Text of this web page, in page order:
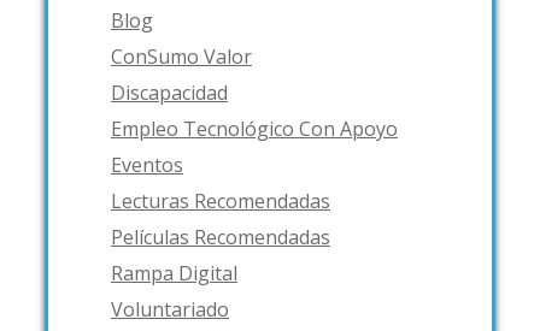
Blog
ConSumo Valor
Discapacidad
Empleo Tecnológico Con Apoyo
Eventos
Lecturas Recomendadas
Películas Recomendadas
Rampa Digital
Voluntariado